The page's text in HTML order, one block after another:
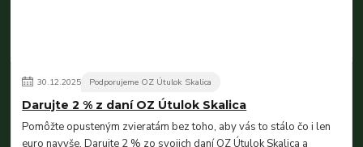
30.12.2025 Podporujeme OZ Útulok Skalica
Darujte 2 % z daní OZ Útulok Skalica
Pomôžte opusteným zvieratám bez toho, aby vás to stálo čo i len
euro navyše. Darujte 2 % zo svojich daní OZ Útulok Skalica a